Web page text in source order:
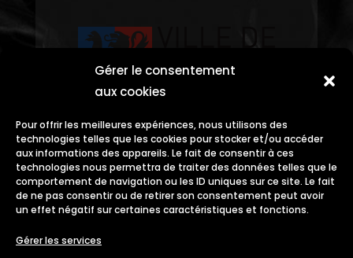
Gérer le consentement
aux cookies
Pour offrir les meilleures expériences, nous utilisons des
technologies telles que les cookies pour stocker et/ou accéder
aux informations des appareils. Le fait de consentir à ces
technologies nous permettra de traiter des données telles que le
comportement de navigation ou les ID uniques sur ce site. Le fait
de ne pas consentir ou de retirer son consentement peut avoir
un effet négatif sur certaines caractéristiques et fonctions.
Gérer les services